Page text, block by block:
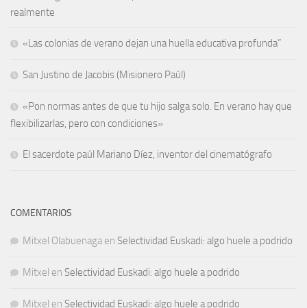
realmente
«Las colonias de verano dejan una huella educativa profunda”
San Justino de Jacobis (Misionero Paúl)
«Pon normas antes de que tu hijo salga solo. En verano hay que
flexibilizarlas, pero con condiciones»
El sacerdote paúl Mariano Díez, inventor del cinematógrafo
COMENTARIOS
Mitxel Olabuenaga en Selectividad Euskadi: algo huele a podrido
Mitxel en Selectividad Euskadi: algo huele a podrido
Mitxel en Selectividad Euskadi: algo huele a podrido